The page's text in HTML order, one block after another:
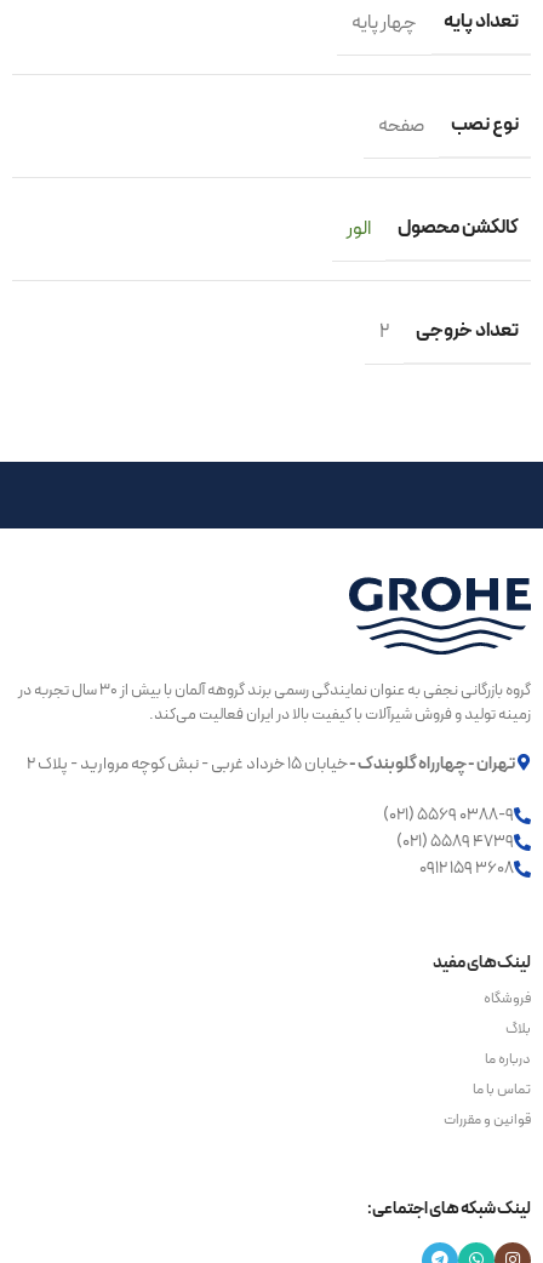
تعداد پایه چهار پایه
نوع نصب صفحه
کالکشن محصول الور
تعداد خروجی ۲
گروه بازرگانی نجفی به عنوان نمایندگی رسمی برند گروهه آلمان با بیش از ۳۰ سال تجربه در
زمینه تولید و فروش شیرآلات با کیفیت بالا در ایران فعالیت می‌کند.
تهران - چهارراه گلوبندک -خیابان ۱۵ خرداد غربی - نبش کوچه مروارید - پلاک ۲
۰۳۸۸-۹ ۵۵۶۹ (۰۲۱)
۴۷۳۹ ۵۵۸۹ (۰۲۱)
۳۶۰۸ ۱۵۹ ۰۹۱۲
لینک‌های مفید
فروشگاه
بلاگ
درباره ما
تماس با ما
قوانین و مقررات
لینک شبکه های اجتماعی: